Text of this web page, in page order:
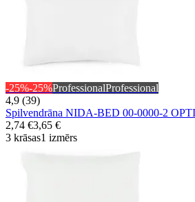
-25%-25%ProfessionalProfessional
4,9 (39)
Spilvendrāna NIDA-BED 00-0000-2
2,74 €3,65 €
3 krāsas1 izmērs